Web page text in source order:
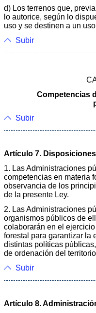
d) Los terrenos que,
lo autorice, según lo
uso y se destinen a un
Subir
Competencias
Subir
Artículo 7.
1. Las Administraciones
competencias en materia
observancia de los
de la presente Ley.
2. Las Administraciones
organismos públicos de
colaborarán en el
forestal para garantizar la
distintas políticas
de ordenación del
Subir
Artículo 8.